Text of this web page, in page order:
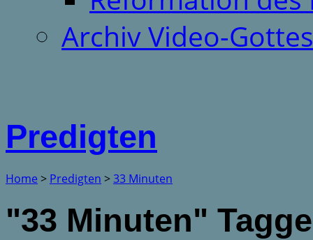
Archiv Video-
Predigten
Home > Predigten >33 Minuten
"33 Minuten"